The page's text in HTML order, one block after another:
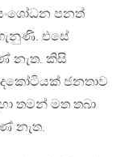
පනත්
එසේ
නැත. කිසි
ජනතාව
තමන් මත තබා
නැත.